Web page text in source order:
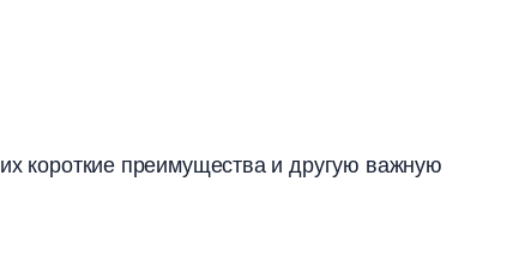
короткие преимущества и другую важную